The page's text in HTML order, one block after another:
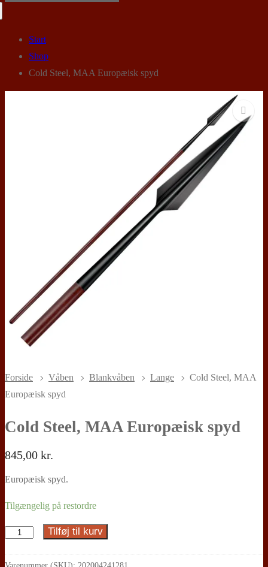
Start
Shop
Cold Steel, MAA Europæisk spyd
Forside Våben Blankvåben Lange
Cold Steel, MAA
Europæisk spyd
Cold Steel, MAA Europæisk spyd
845,00 kr.
Europæisk spyd.
Tilgængelig på restordre
Cold
Tilføj til kurv